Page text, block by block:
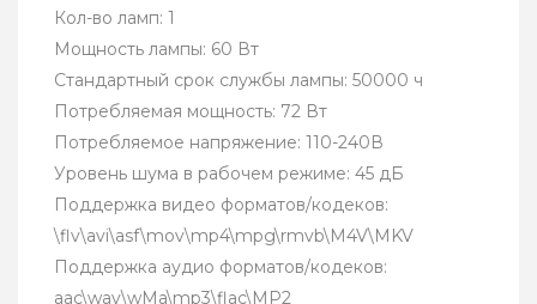
Кол-во ламп: 1
Мощность лампы: 60 Вт
Стандартный срок службы лампы: 50000 ч
Потребляемая мощность: 72 Вт
Потребляемое напряжение: 110-240В
Уровень шума в рабочем режиме: 45 дБ
Поддержка видео форматов/кодеков:
\flv\avi\asf\mov\mp4\mpg\rmvb\M4V\MKV
Поддержка аудио форматов/кодеков:
aac\wav\wMa\mp3\flac\MP2